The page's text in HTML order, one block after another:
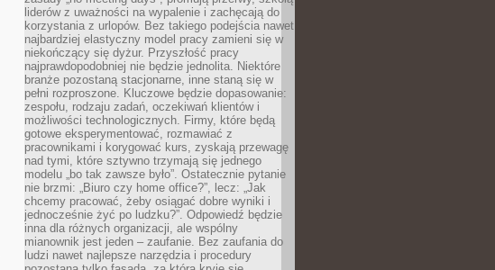
liderów z uważności na wypalenie i zachęcają do
korzystania z urlopów. Bez takiego podejścia nawet
najbardziej elastyczny model pracy zamieni się w
niekończący się dyżur. Przyszłość pracy
najprawdopodobniej nie będzie jednolita. Niektóre
branże pozostaną stacjonarne, inne staną się w
pełni rozproszone. Kluczowe będzie dopasowanie:
zespołu, rodzaju zadań, oczekiwań klientów i
możliwości technologicznych. Firmy, które będą
gotowe eksperymentować, rozmawiać z
pracownikami i korygować kurs, zyskają przewagę
nad tymi, które sztywno trzymają się jednego
modelu „bo tak zawsze było”. Ostatecznie pytanie
nie brzmi: „Biuro czy home office?”, lecz: „Jak
chcemy pracować, żeby osiągać dobre wyniki i
jednocześnie żyć po ludzku?”. Odpowiedź będzie
inna dla różnych organizacji, ale wspólny
mianownik jest jeden – zaufanie. Bez zaufania do
ludzi nawet najlepsze narzędzia i procedury